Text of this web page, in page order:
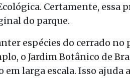
Certamente, essa
do parque.
espécies do cerrado
o Jardim Botânico de
em larga escala. Isso